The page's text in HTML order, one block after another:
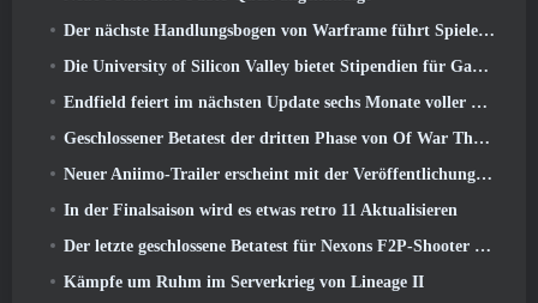
Der nächste Handlungsbogen von Warframe führt Spieler zu einer völlig neuen Sternenkarte, Das Tau-System
Die University of Silicon Valley bietet Stipendien für Gaming an und einige der Anforderungen sind interessant
Endfield feiert im nächsten Update sechs Monate voller Fabriken und Seilrutschen
Geschlossener Betatest der dritten Phase von Of War Thunder Infantry Battles angekündigt
Neuer Aniimo-Trailer erscheint mit der Veröffentlichung des neuesten geschlossenen Betatests
In der Finalsaison wird es etwas retro 11 Aktualisieren
Der letzte geschlossene Betatest für Nexons F2P-Shooter Sudden Attack Zero Point hat heute begonnen
Kämpfe um Ruhm im Serverkrieg von Lineage II